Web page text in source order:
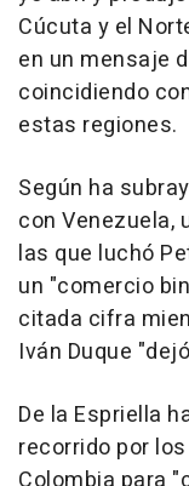
Cúcuta y el
en un mensaje
coincidiendo
estas regiones.
Según ha
con Venezuela,
las que luchó
un "comercio
citada cifra
Iván Duque
De la Espriella
recorrido por